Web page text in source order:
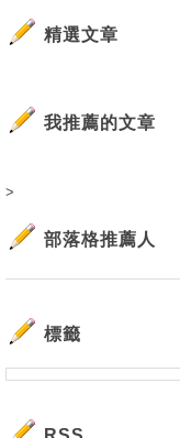
精選文章
我推薦的文章
>
部落格推薦人
標籤